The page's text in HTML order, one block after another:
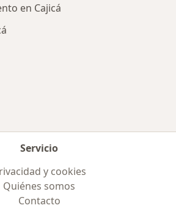
en Cajicá
Servicio
y cookies
Quiénes somos
Contacto